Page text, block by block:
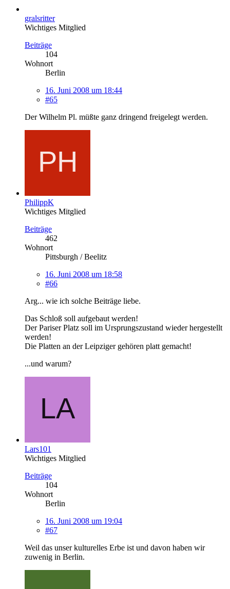
gralsritter
Wichtiges Mitglied
Beiträge
104
Wohnort
Berlin
16. Juni 2008 um 18:44
#65
Der Wilhelm Pl. müßte ganz dringend freigelegt werden.
PhilippK
Wichtiges Mitglied
Beiträge
462
Wohnort
Pittsburgh / Beelitz
16. Juni 2008 um 18:58
#66
Arg... wie ich solche Beiträge liebe.
Das Schloß soll aufgebaut werden!
Der Pariser Platz soll im Ursprungszustand wieder hergestellt
werden!
Die Platten an der Leipziger gehören platt gemacht!
...und warum?
Lars101
Wichtiges Mitglied
Beiträge
104
Wohnort
Berlin
16. Juni 2008 um 19:04
#67
Weil das unser kulturelles Erbe ist und davon haben wir
zuwenig in Berlin.